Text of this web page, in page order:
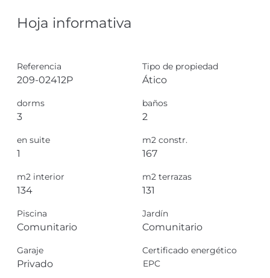
Hoja informativa
Referencia
209-02412P
Tipo de propiedad
Ático
dorms
3
baños
2
en suite
1
m2 constr.
167
m2 interior
134
m2 terrazas
131
Piscina
Comunitario
Jardín
Comunitario
Garaje
Privado
Certificado energético
EPC